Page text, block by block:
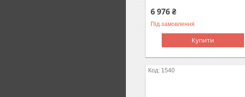
6 976 ₴
Під замовлення
Купити
1540